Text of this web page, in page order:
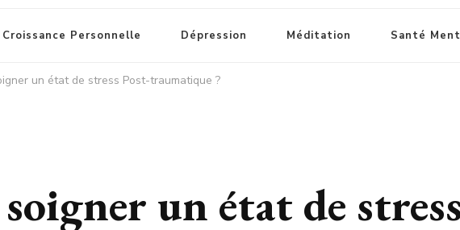
Croissance Personnelle Dépression Méditation Santé
un état de stress Post-traumatique ?
un état de